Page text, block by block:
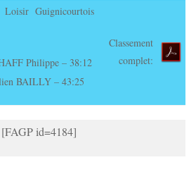
Guignicourtois
Philippe – 38:12
BAILLY – 43:25
Classement
complet:
[FAGP id=4184]